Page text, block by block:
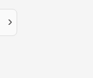
›